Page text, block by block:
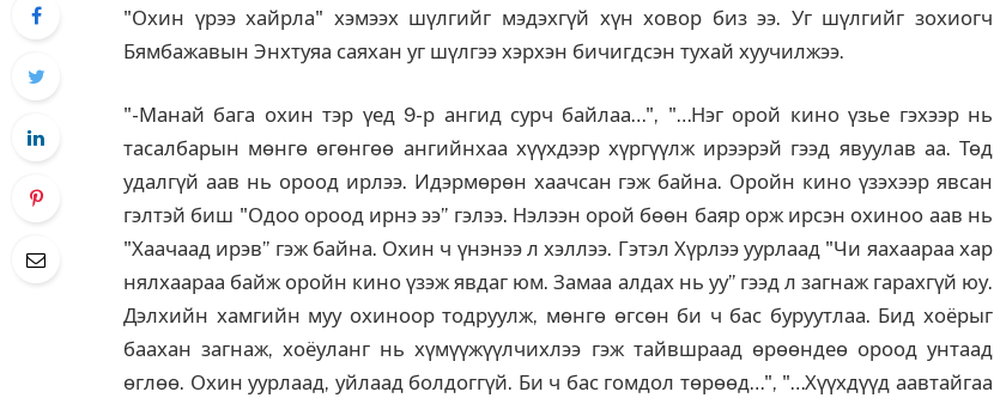
"Охин үрээ хайрла" хэмээх шүлгийг мэдэхгүй хүн ховор биз ээ. Уг шүлгийг зохиогч
Бямбажавын Энхтуяа саяхан уг шүлгээ хэрхэн бичигдсэн тухай хуучилжээ.
"-Манай бага охин тэр үед 9-р ангид сурч байлаа…", "…Нэг орой кино үзье гэхээр нь
тасалбарын мөнгө өгөнгөө ангийнхаа хүүхдээр хүргүүлж ирээрэй гээд явуулав аа. Төд
удалгүй аав нь ороод ирлээ. Идэрмөрөн хаачсан гэж байна. Оройн кино үзэхээр явсан
гэлтэй биш "Одоо ороод ирнэ ээ” гэлээ. Нэлээн орой бөөн баяр орж ирсэн охиноо аав нь
"Хаачаад ирэв” гэж байна. Охин ч үнэнээ л хэллээ. Гэтэл Хүрлээ уурлаад "Чи яахаараа хар
нялхаараа байж оройн кино үзэж явдаг юм. Замаа алдах нь уу” гээд л загнаж гарахгүй юу.
Дэлхийн хамгийн муу охиноор тодруулж, мөнгө өгсөн би ч бас буруутлаа. Бид хоёрыг
баахан загнаж, хоёуланг нь хүмүүжүүлчихлээ гэж тайвшраад өрөөндеө ороод унтаад
өглөө. Охин уурлаад, уйлаад болдоггүй. Би ч бас гомдол төрөөд…", "…Хүүхдүүд аавтайгаа